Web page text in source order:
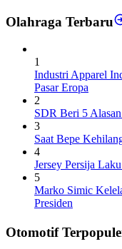
Olahraga Terbaru
1
Industri Apparel
Pasar Eropa
2
SDR Beri 5
3
Saat Bepe
4
Jersey Persija
5
Marko Simic
Presiden
Otomotif